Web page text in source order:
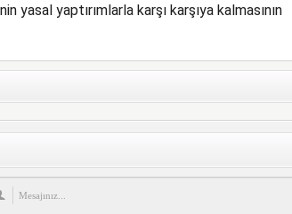
yasal yaptırımlarla karşı karşıya kalmasının